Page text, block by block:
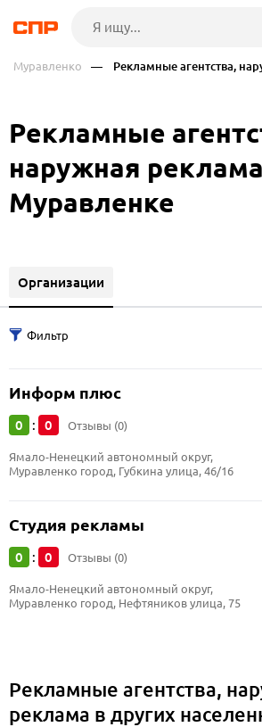
Муравленко — Рекламные агентства,
Рекламные
наружная
Муравленке
Организации
Информ плюс
0 : 0 Отзывы (0)
Ямало-Ненецкий автономный округ,
Муравленко город, Губкина улица, 46/16
Студия рекламы
0 : 0 Отзывы (0)
Ямало-Ненецкий автономный округ,
Муравленко город, Нефтяников улица, 75
Рекламные агентства,
реклама в других